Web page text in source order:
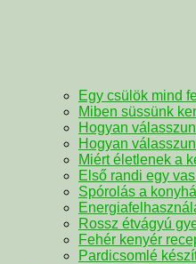
Egy csülök mind
Miben süssünk
Hogyan
Hogyan
Miért életlenek a
Első randi egy
Spórolás a
Rossz étvágyú
Fehér kenyér
Pardicsomlé